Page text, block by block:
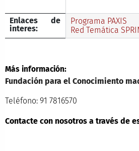
Enlaces de
interes:
Programa PAXIS
Red Temática
Más información:
Fundación para el Conocimiento
Teléfono: 91 7816570
Contacte con nosotros a través de